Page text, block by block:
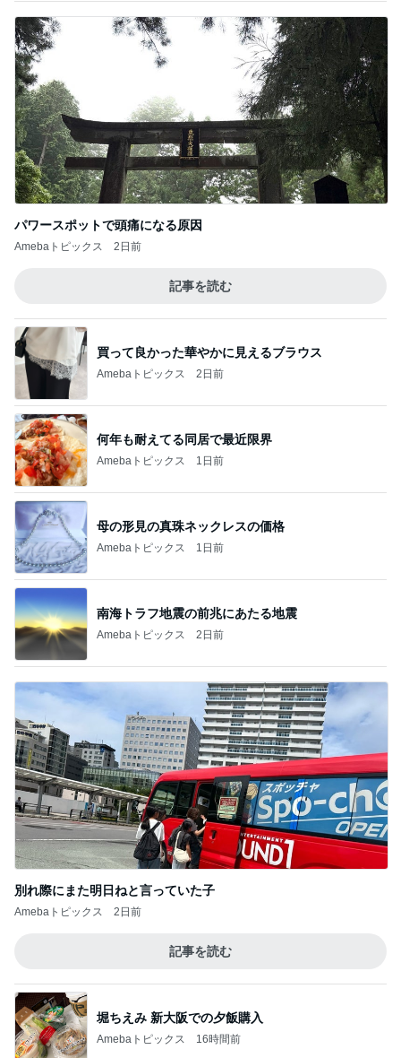
パワースポットで頭痛になる原因
Amebaトピックス 2日前
記事を読む
買って良かった華やかに見えるブラウス
Amebaトピックス 2日前
何年も耐えてる同居で最近限界
Amebaトピックス 1日前
母の形見の真珠ネックレスの価格
Amebaトピックス 1日前
南海トラフ地震の前兆にあたる地震
Amebaトピックス 2日前
別れ際にまた明日ねと言っていた子
Amebaトピックス 2日前
記事を読む
堀ちえみ 新大阪での夕飯購入
Amebaトピックス 16時間前